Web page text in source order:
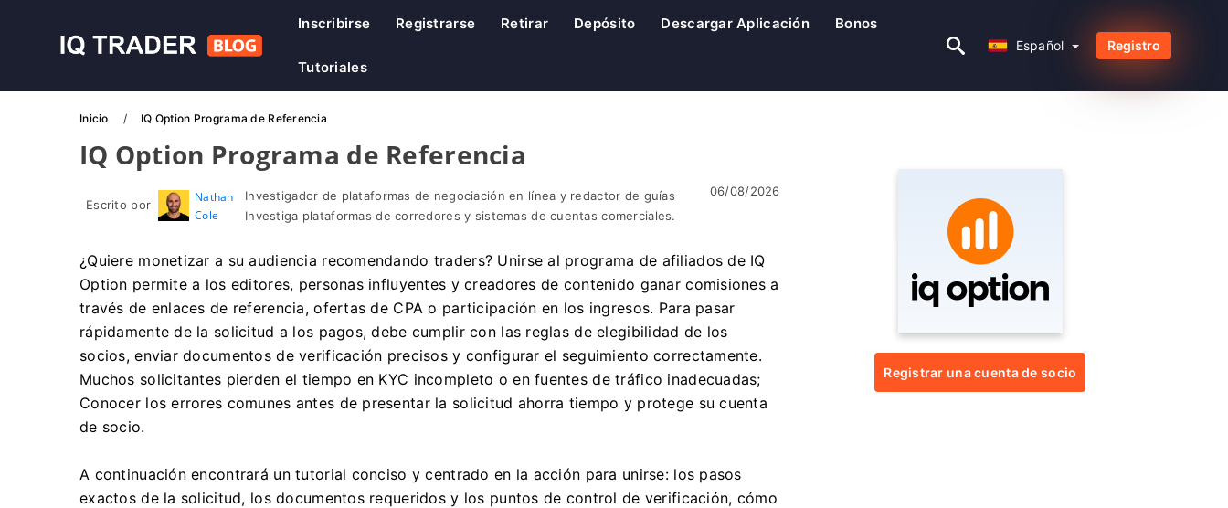
Inscribirse Registrarse Retirar Depósito Descargar Aplicación Bonos
Tutoriales
Español Registro
Inicio IQ Option Programa de Referencia
IQ Option Programa de Referencia
Escrito por
Nathan
Cole
Investigador de plataformas de negociación en línea y redactor de guías
Investiga plataformas de corredores y sistemas de cuentas comerciales.
06/08/2026
¿Quiere monetizar a su audiencia recomendando traders? Unirse al programa de afiliados de IQ
Option permite a los editores, personas influyentes y creadores de contenido ganar comisiones a
través de enlaces de referencia, ofertas de CPA o participación en los ingresos. Para pasar
rápidamente de la solicitud a los pagos, debe cumplir con las reglas de elegibilidad de los
socios, enviar documentos de verificación precisos y configurar el seguimiento correctamente.
Muchos solicitantes pierden el tiempo en KYC incompleto o en fuentes de tráfico inadecuadas;
Conocer los errores comunes antes de presentar la solicitud ahorra tiempo y protege su cuenta
de socio.
A continuación encontrará un tutorial conciso y centrado en la acción para unirse: los pasos
exactos de la solicitud, los documentos requeridos y los puntos de control de verificación, cómo
Registrar una cuenta de socio